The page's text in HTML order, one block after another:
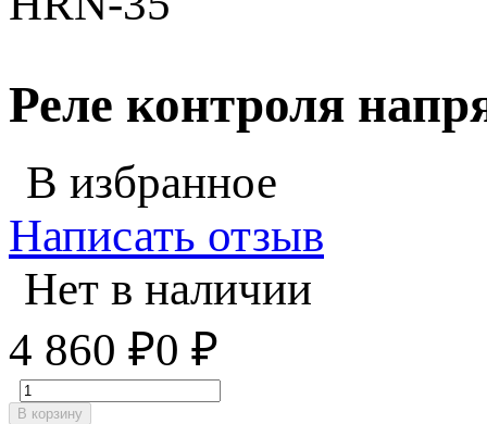
Реле контроля
В избранное
Написать отзыв
Нет в наличии
4 860 ₽0 ₽
В корзину